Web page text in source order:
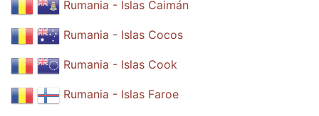
Rumania - Islas Caimán
Rumania - Islas Cocos
Rumania - Islas Cook
Rumania - Islas Faroe